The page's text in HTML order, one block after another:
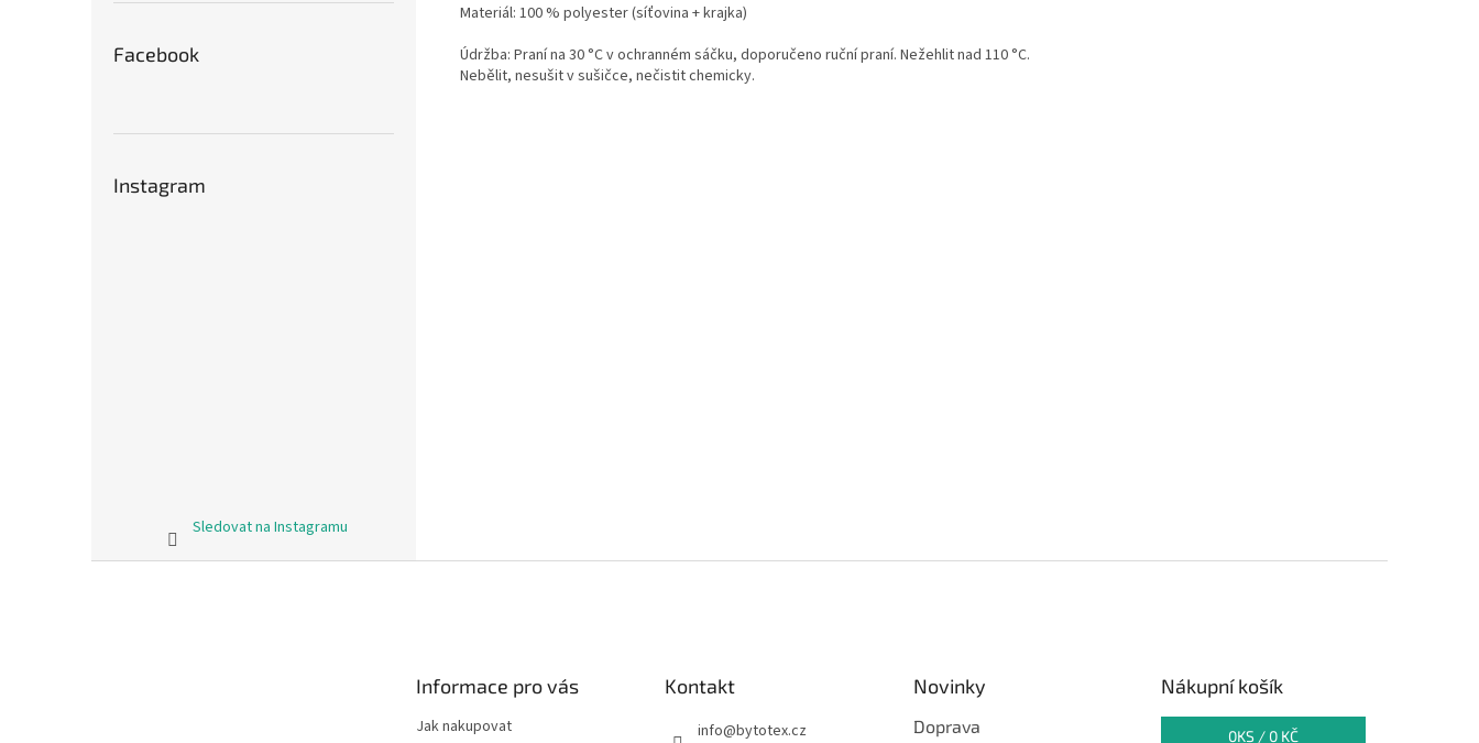
Facebook
Instagram
Sledovat na Instagramu
Materiál: 100 % polyester (síťovina + krajka)
Údržba: Praní na 30 °C v ochranném sáčku, doporučeno ruční praní. Nežehlit nad 110 °C.
Nebělit, nesušit v sušičce, nečistit chemicky.
Informace pro vás
Jak nakupovat
Kontakt
info@bytotex.cz
Novinky
Doprava
Nákupní košík
0KS / 0 KČ